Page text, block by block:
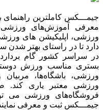
جیمـــکس کاملترین
معرفی آموزش‌های
ورزشی، اپلیکیشن های
در سراسر کشور گام
بستری مناسب ورزش
ورزشی، باشگاه‌ها،
ورزشی معتبر یاری کند.
فروشگاه‌های ورزشی می
جیمـــکس ثبت و معرفی